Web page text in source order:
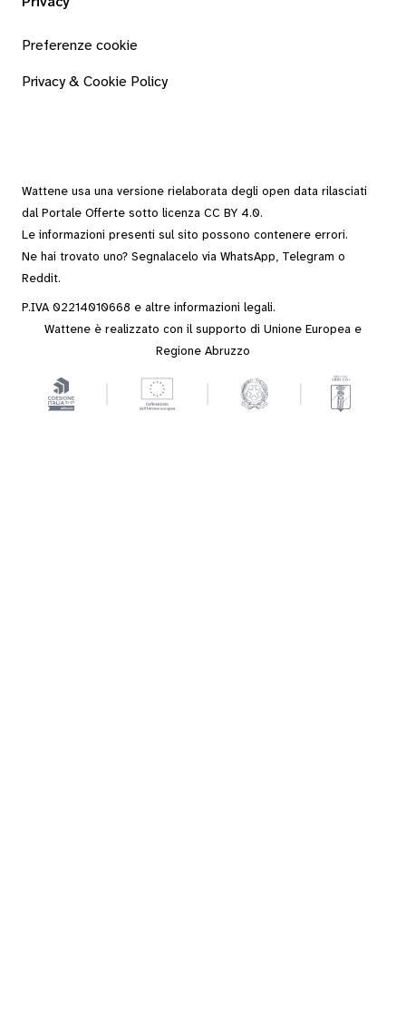
Preferenze cookie
Privacy & Cookie Policy
Wattene usa una versione rielaborata degli open data rilasciati
dal Portale Offerte sotto licenza CC BY 4.0.
Le informazioni presenti sul sito possono contenere errori.
Ne hai trovato uno? Segnalacelo via WhatsApp, Telegram o
Reddit.
P.IVA 02214010668 e altre informazioni legali.
Wattene è realizzato con il supporto di Unione Europea e
Regione Abruzzo